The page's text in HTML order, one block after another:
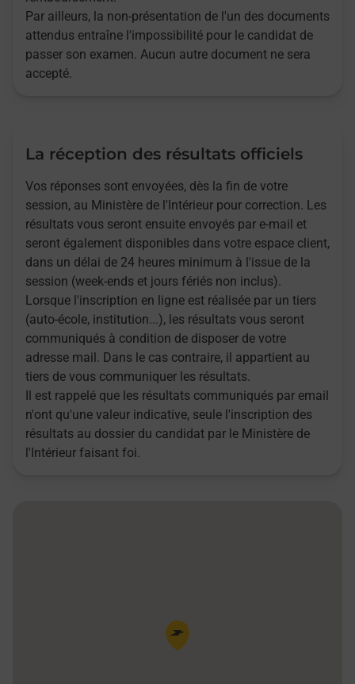
Par ailleurs, la non-présentation de l'un des documents
attendus entraîne l'impossibilité pour le candidat de
passer son examen. Aucun autre document ne sera
accepté.
La réception des résultats officiels
Vos réponses sont envoyées, dès la fin de votre
session, au Ministère de l'Intérieur pour correction. Les
résultats vous seront ensuite envoyés par e-mail et
seront également disponibles dans votre espace client,
dans un délai de 24 heures minimum à l'issue de la
session (week-ends et jours fériés non inclus).
Lorsque l'inscription en ligne est réalisée par un tiers
(auto-école, institution...), les résultats vous seront
communiqués à condition de disposer de votre
adresse mail. Dans le cas contraire, il appartient au
tiers de vous communiquer les résultats.
Il est rappelé que les résultats communiqués par email
n'ont qu'une valeur indicative, seule l'inscription des
résultats au dossier du candidat par le Ministère de
l'Intérieur faisant foi.
Pin de la carte